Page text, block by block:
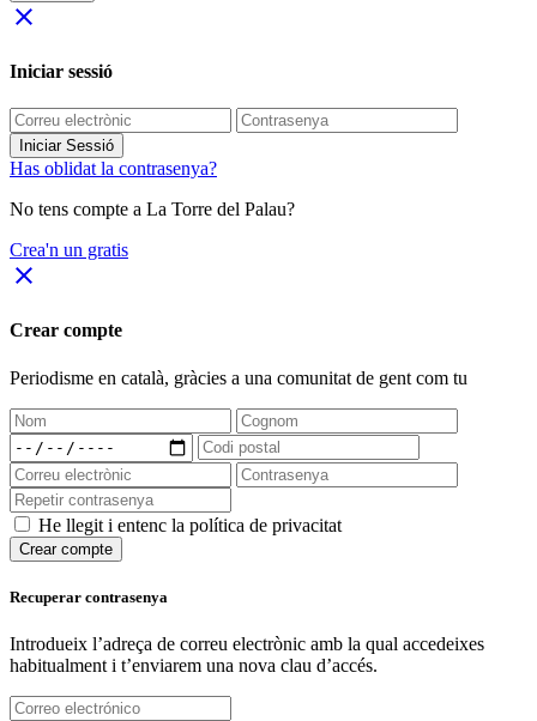
close
Iniciar sessió
Iniciar Sessió
Has oblidat la contrasenya?
No tens compte a La Torre del Palau?
Crea'n un gratis
close
Crear compte
Periodisme en català, gràcies a una comunitat de gent com tu
He llegit i entenc la política de privacitat
Crear compte
Recuperar contrasenya
Introdueix l’adreça de correu electrònic amb la qual accedeixes
habitualment i t’enviarem una nova clau d’accés.